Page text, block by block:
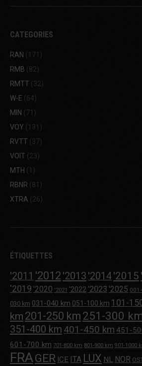
CATEGORIES
RAN (171)
RMB (82)
RMTT (32)
W-E (64)
MIN (71)
VOY (131)
RVTT (37)
VOIT (23)
MTH (1)
RBNR (81)
XTRA (26)
ÉTIQUETTES
'2011 '2012 '2013 '2014'2015
'2019 '2020 '2021 '2022 '2023 '2025
030 km 031-040 km 051-100 km 101-
km 201-250 km 251-300
351-400 km 401-450 km 451-
601-700 km 701-800 km 801-900 km 901-1000
FRAGER ICE ITA LUX NL NOR